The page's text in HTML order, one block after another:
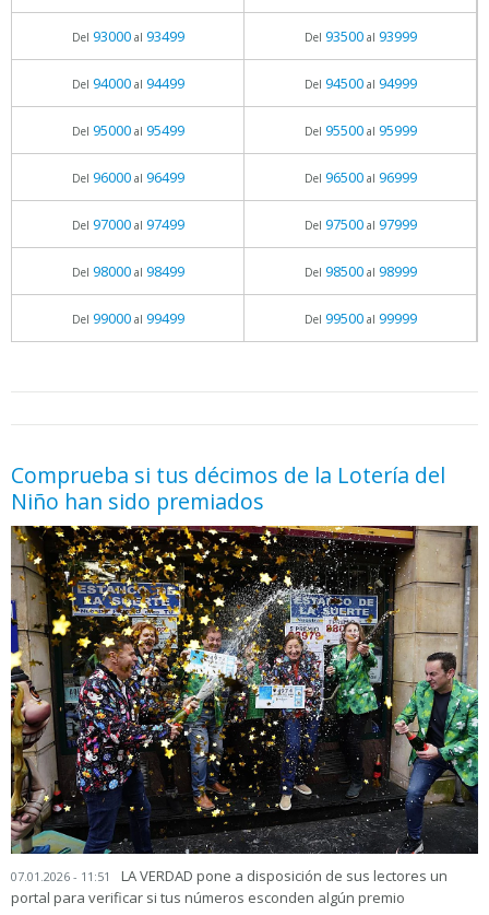
Del 93000al 93499 Del 93500al 93999
Del 94000al 94499 Del 94500al 94999
Del 95000al 95499 Del 95500al 95999
Del 96000al 96499 Del 96500al 96999
Del 97000al 97499 Del 97500al 97999
Del 98000al 98499 Del 98500al 98999
Del 99000al 99499 Del 99500al 99999
Comprueba si tus décimos de la Lotería del
Niño han sido premiados
07.01.2026 - 11:51
LA VERDAD pone a disposición de sus lectores un
portal para verificar si tus números esconden algún premio